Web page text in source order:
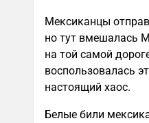
Мексиканцы
но тут вмешалась
на той самой
воспользовалась
настоящий хаос.
Белые били